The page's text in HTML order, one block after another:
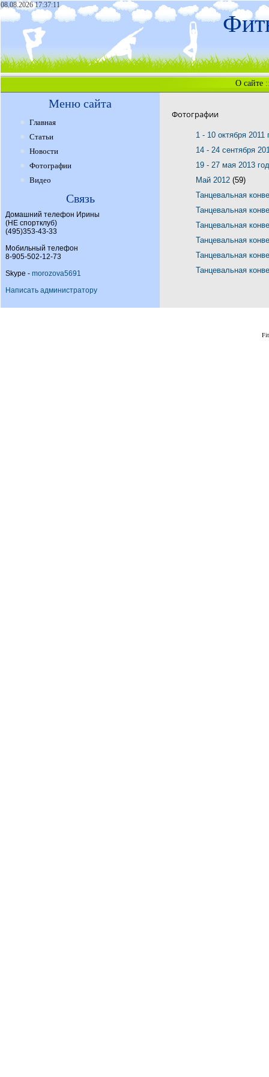
08.08.2026 17:37:11
О сайте
Меню сайта
Главная
Статьи
Новости
Фотографии
Видео
Связь
Домашний телефон Ирины
(НЕ спортклуб)
(495)353-43-33
Мобильный телефон
8-905-502-12-73
Skype - morozova5691
Написать администратору
Фотографии
1 - 10 октября 2011
14 - 24 сентября
19 - 27 мая 2013
Май 2012 (59)
Танцевальная
Танцевальная
Танцевальная
Танцевальная
Танцевальная
Танцевальная